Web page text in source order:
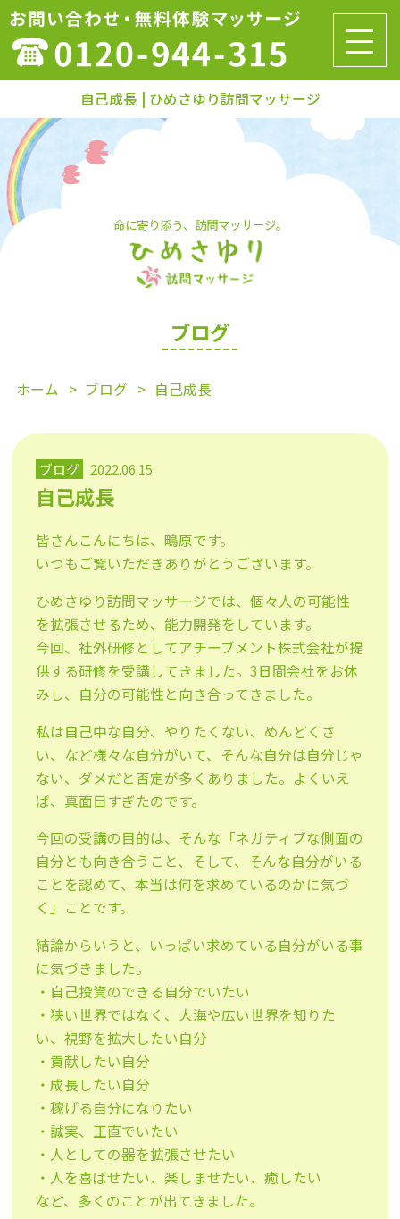
自己成長 | ひめさゆり訪問マッサージ
命に寄り添う、訪問マッサージ。
ブログ
ホーム ブログ 自己成長
ブログ 2022.06.15
自己成長
皆さんこんにちは、鴫原です。
いつもご覧いただきありがとうございます。
ひめさゆり訪問マッサージでは、個々人の可能性
を拡張させるため、能力開発をしています。
今回、社外研修としてアチーブメント株式会社が提
供する研修を受講してきました。3日間会社をお休
みし、自分の可能性と向き合ってきました。
私は自己中な自分、やりたくない、めんどくさ
い、など様々な自分がいて、そんな自分は自分じゃ
ない、ダメだと否定が多くありました。よくいえ
ば、真面目すぎたのです。
今回の受講の目的は、そんな「ネガティブな側面の
自分とも向き合うこと、そして、そんな自分がいる
ことを認めて、本当は何を求めているのかに気づ
く」ことです。
結論からいうと、いっぱい求めている自分がいる事
に気づきました。
・自己投資のできる自分でいたい
・狭い世界ではなく、大海や広い世界を知りた
い、視野を拡大したい自分
・貢献したい自分
・成長したい自分
・稼げる自分になりたい
・誠実、正直でいたい
・人としての器を拡張させたい
・人を喜ばせたい、楽しませたい、癒したい
など、多くのことが出てきました。